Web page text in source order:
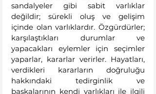
sandalyeler gibi sabit varlıklar
değildir; sürekli oluş ve gelişim
içinde olan varlıklardır. Özgürdürler;
karşılaştıkları durumlar ve
yapacakları eylemler için seçimler
yaparlar, kararlar verirler. Hayatları,
verdikleri kararların doğruluğu
hakkındaki tedirginlik ve
başkalarının kendi varlıkları ile ilgili